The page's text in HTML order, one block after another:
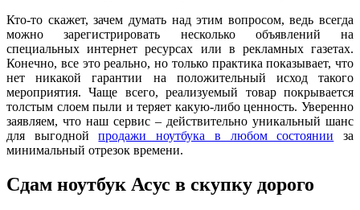
Кто-то скажет, зачем думать над этим вопросом, ведь всегда
можно зарегистрировать несколько объявлений на
специальных интернет ресурсах или в рекламных газетах.
Конечно, все это реально, но только практика показывает, что
нет никакой гарантии на положительный исход такого
мероприятия. Чаще всего, реализуемый товар покрывается
толстым слоем пыли и теряет какую-либо ценность. Уверенно
заявляем, что наш сервис – действительно уникальный шанс
для выгоднойпродажи ноутбука в любом состоянии за
минимальный отрезок времени.
Сдам ноутбук Асус в скупку дорого